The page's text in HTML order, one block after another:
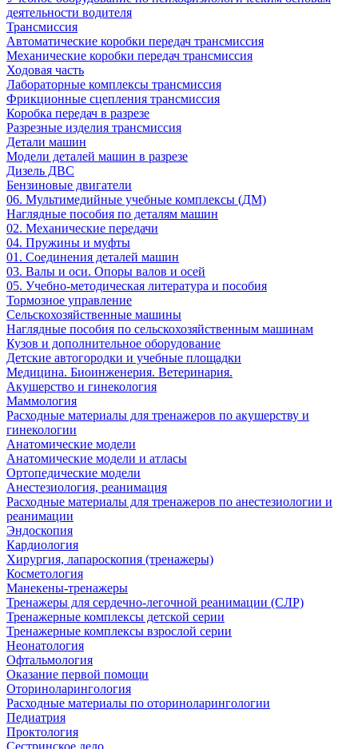
деятельности водителя
Трансмиссия
Автоматические коробки передач трансмиссия
Механические коробки передач трансмиссия
Ходовая часть
Лабораторные комплексы трансмиссия
Фрикционные сцепления трансмиссия
Коробка передач в разрезе
Разрезные изделия трансмиссия
Детали машин
Модели деталей машин в разрезе
Дизель ДВС
Бензиновые двигатели
06. Мультимедийные учебные комплексы (ДМ)
Наглядные пособия по деталям машин
02. Механические передачи
04. Пружины и муфты
01. Соединения деталей машин
03. Валы и оси. Опоры валов и осей
05. Учебно-методическая литература и пособия
Тормозное управление
Сельскохозяйственные машины
Наглядные пособия по сельскохозяйственным машинам
Кузов и дополнительное оборудование
Детские автогородки и учебные площадки
Медицина. Биоинженерия. Ветеринария.
Акушерство и гинекология
Маммология
Расходные материалы для тренажеров по акушерству и
гинекологии
Анатомические модели
Анатомические модели и атласы
Ортопедические модели
Анестезиология, реанимация
Расходные материалы для тренажеров по анестезиологии и
реанимации
Эндоскопия
Кардиология
Хирургия, лапароскопия (тренажеры)
Косметология
Манекены-тренажеры
Тренажеры для сердечно-легочной реанимации (СЛР)
Тренажерные комплексы детской серии
Тренажерные комплексы взрослой серии
Неонатология
Офтальмология
Оказание первой помощи
Оториноларингология
Расходные материалы по оториноларингологии
Педиатрия
Проктология
Сестринское дело